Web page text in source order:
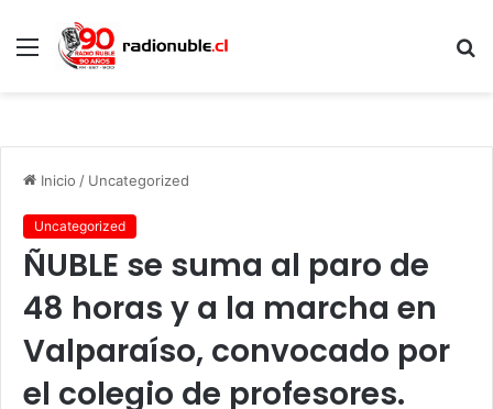
Menú
Inicio / Uncategorized
Uncategorized
ÑUBLE se suma al paro de
48 horas y a la marcha en
Valparaíso, convocado por
el colegio de profesores.